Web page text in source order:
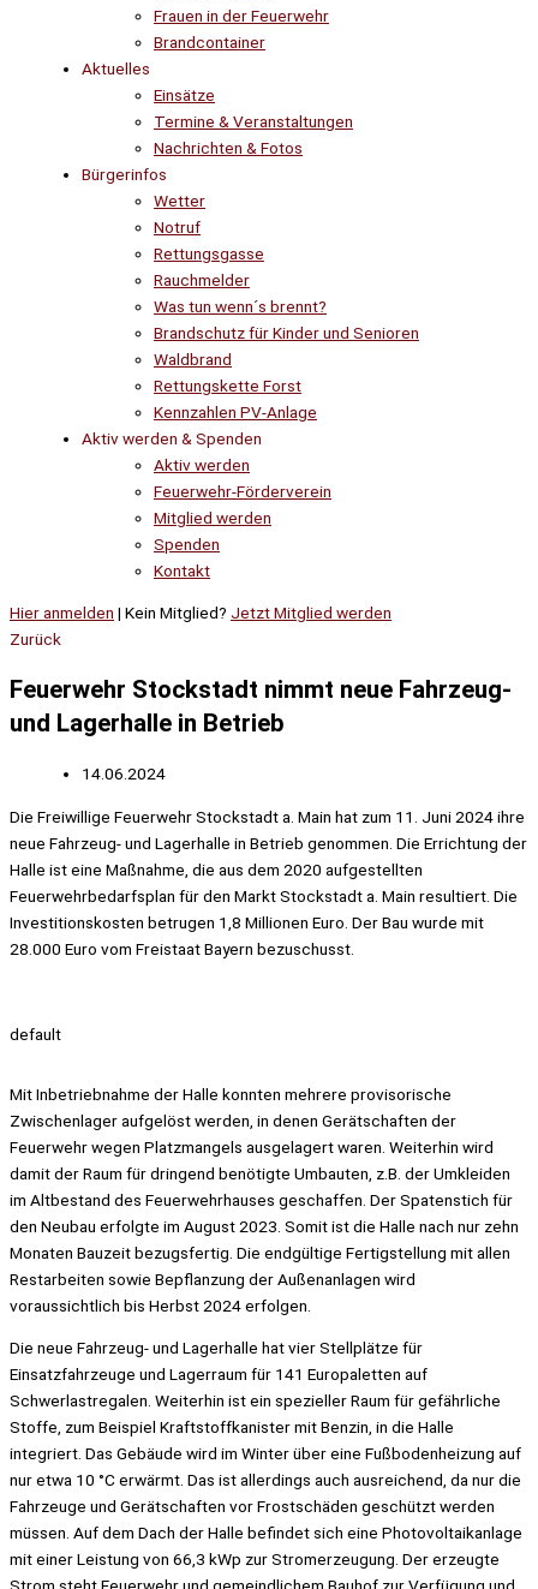
Frauen in der Feuerwehr
Brandcontainer
Aktuelles
Einsätze
Termine & Veranstaltungen
Nachrichten & Fotos
Bürgerinfos
Wetter
Notruf
Rettungsgasse
Rauchmelder
Was tun wenn´s brennt?
Brandschutz für Kinder und Senioren
Waldbrand
Rettungskette Forst
Kennzahlen PV-Anlage
Aktiv werden & Spenden
Aktiv werden
Feuerwehr-Förderverein
Mitglied werden
Spenden
Kontakt
Hier anmelden | Kein Mitglied? Jetzt Mitglied werden
Zurück
Feuerwehr Stockstadt nimmt neue Fahrzeug-
und Lagerhalle in Betrieb
14.06.2024
Die Freiwillige Feuerwehr Stockstadt a. Main hat zum 11. Juni 2024 ihre
neue Fahrzeug- und Lagerhalle in Betrieb genommen. Die Errichtung der
Halle ist eine Maßnahme, die aus dem 2020 aufgestellten
Feuerwehrbedarfsplan für den Markt Stockstadt a. Main resultiert. Die
Investitionskosten betrugen 1,8 Millionen Euro. Der Bau wurde mit
28.000 Euro vom Freistaat Bayern bezuschusst.
default
Mit Inbetriebnahme der Halle konnten mehrere provisorische
Zwischenlager aufgelöst werden, in denen Gerätschaften der
Feuerwehr wegen Platzmangels ausgelagert waren. Weiterhin wird
damit der Raum für dringend benötigte Umbauten, z.B. der Umkleiden
im Altbestand des Feuerwehrhauses geschaffen. Der Spatenstich für
den Neubau erfolgte im August 2023. Somit ist die Halle nach nur zehn
Monaten Bauzeit bezugsfertig. Die endgültige Fertigstellung mit allen
Restarbeiten sowie Bepflanzung der Außenanlagen wird
voraussichtlich bis Herbst 2024 erfolgen.
Die neue Fahrzeug- und Lagerhalle hat vier Stellplätze für
Einsatzfahrzeuge und Lagerraum für 141 Europaletten auf
Schwerlastregalen. Weiterhin ist ein spezieller Raum für gefährliche
Stoffe, zum Beispiel Kraftstoffkanister mit Benzin, in die Halle
integriert. Das Gebäude wird im Winter über eine Fußbodenheizung auf
nur etwa 10 °C erwärmt. Das ist allerdings auch ausreichend, da nur die
Fahrzeuge und Gerätschaften vor Frostschäden geschützt werden
müssen. Auf dem Dach der Halle befindet sich eine Photovoltaikanlage
mit einer Leistung von 66,3 kWp zur Stromerzeugung. Der erzeugte